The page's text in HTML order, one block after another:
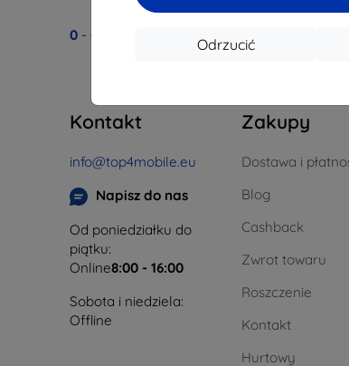
Odrzucić
0 - 0
Kontakt
info@top4mobile.eu
Napisz do nas
Od poniedziałku do
piątku:
Online8:00 - 16:00
Sobota i niedziela:
Offline
Zakupy
Dostawa i
Blog
Cashback
Zwrot towaru
Roszczenie
Kontakt
Hurtowy